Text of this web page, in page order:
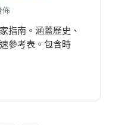
佈
指南。涵蓋歷史、
參考表。包含時